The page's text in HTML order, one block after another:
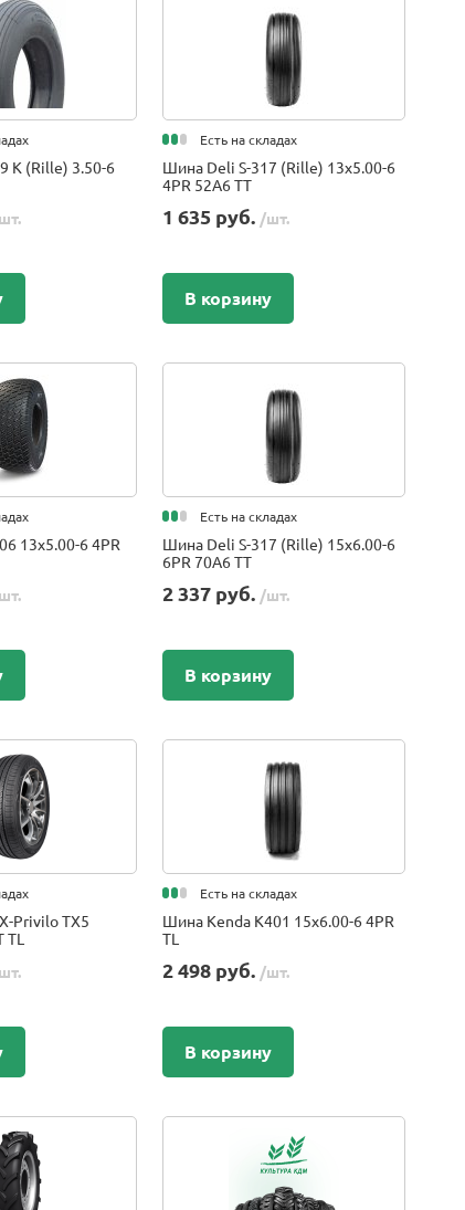
K (Rille) 3.50-6
Есть на складах
Шина Deli S-317 (Rille) 13x5.00-6
4PR 52A6 TT
1 635 руб. /шт.
В корзину
13x5.00-6 4PR
Есть на складах
Шина Deli S-317 (Rille) 15x6.00-6
6PR 70A6 TT
2 337 руб. /шт.
В корзину
Privilo TX5
Есть на складах
Шина Kenda K401 15x6.00-6 4PR
TL
2 498 руб. /шт.
В корзину